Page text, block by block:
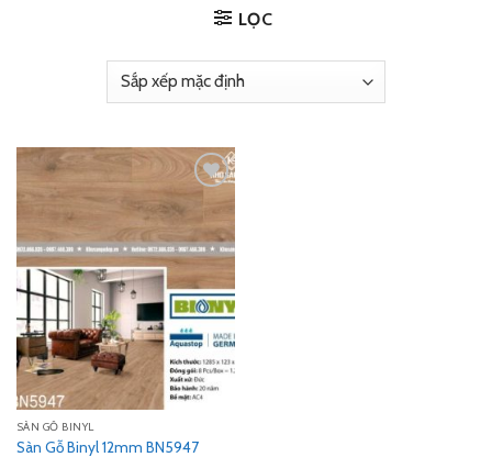
LỌC
wishlist
SÀN GỖ BINYL
Sàn Gỗ Binyl 12mm BN5947